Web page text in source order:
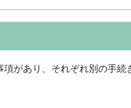
があり、それぞれ別の手続